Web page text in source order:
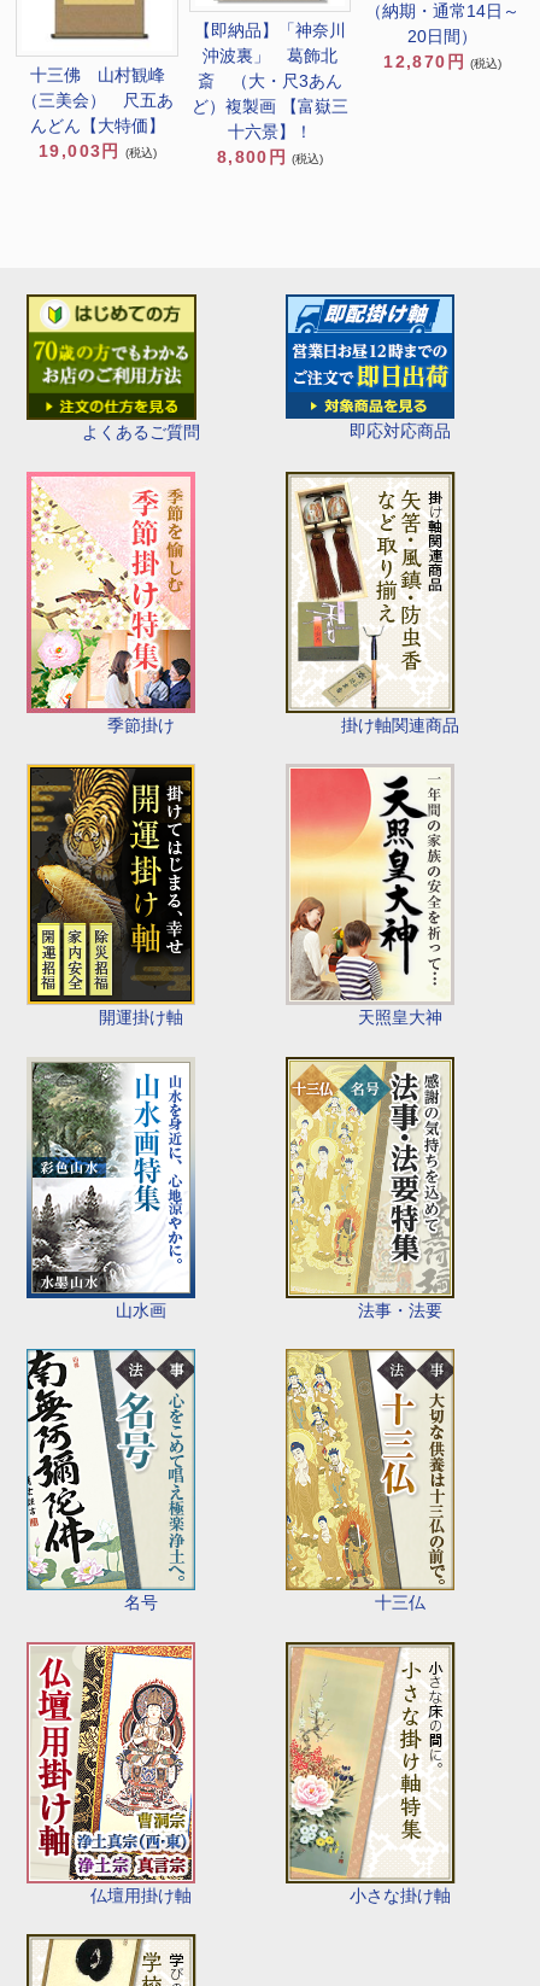
よくあるご質問 即応対応商品
季節掛け 掛け軸関連商品
開運掛け軸 天照皇大神
山水画 法事・法要
名号 十三仏
仏壇用掛け軸 小さな掛け軸
十三佛 山村観峰
（三美会） 尺五あ
んどん【大特価】
19,003円
(税込)
【即納品】「神奈川
沖波裏」 葛飾北
斎 （大・尺3あん
ど）複製画 【富嶽三
十六景】！
8,800円
(税込)
（納期・通常14日～
20日間）
12,870円
(税込)